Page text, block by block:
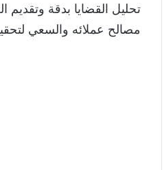
تحليل القضايا بدقة وتقديم
مصالح عملائه والسعي